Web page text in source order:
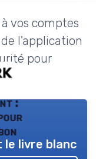
vos comptes
l'application
pour
:
livre blanc